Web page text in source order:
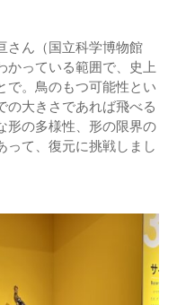
さん（国立科学博物館
かっている範囲で、史上
で。鳥のもつ可能性とい
の大きさであれば飛べる
形の多様性、形の限界の
って、復元に挑戦しまし